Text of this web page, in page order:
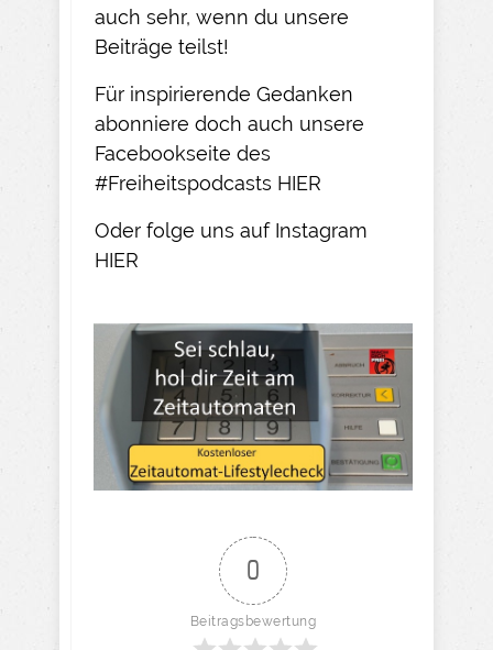
auch sehr, wenn du unsere
Beiträge teilst!​
Für inspirierende Gedanken
abonniere doch auch unsere
Facebookseite des
#Freiheitspodcasts HIER
Oder folge uns auf Instagram
HIER​
0
Beitragsbewertung